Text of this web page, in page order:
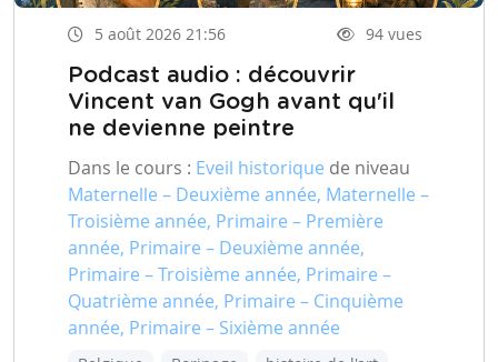
5 août 2026 21:56 94 vues
Podcast audio : découvrir
Vincent van Gogh avant qu'il
ne devienne peintre
Dans le cours : Eveil historique de niveau
Maternelle – Deuxième année, Maternelle –
Troisième année, Primaire – Première
année, Primaire – Deuxième année,
Primaire – Troisième année, Primaire –
Quatrième année, Primaire – Cinquième
année, Primaire – Sixième année